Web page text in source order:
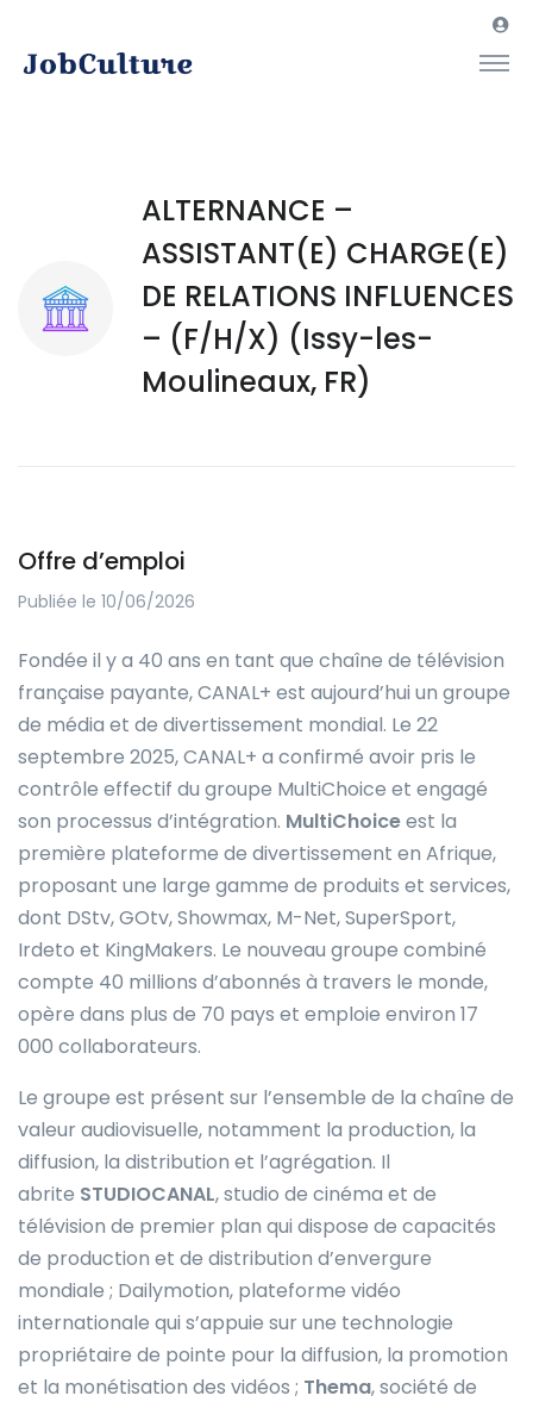
ALTERNANCE –
ASSISTANT(E) CHARGE(E)
DE RELATIONS INFLUENCES
– (F/H/X) (Issy-les-
Moulineaux, FR)
Offre d’emploi
Publiée le 10/06/2026
Fondée il y a 40 ans en tant que chaîne de télévision
française payante, CANAL+ est aujourd’hui un groupe
de média et de divertissement mondial. Le 22
septembre 2025, CANAL+ a confirmé avoir pris le
contrôle effectif du groupe MultiChoice et engagé
son processus d’intégration. MultiChoiceest la
première plateforme de divertissement en Afrique,
proposant une large gamme de produits et services,
dont DStv, GOtv, Showmax, M-Net, SuperSport,
Irdeto et KingMakers. Le nouveau groupe combiné
compte 40 millions d’abonnés à travers le monde,
opère dans plus de 70 pays et emploie environ 17
000 collaborateurs.
Le groupe est présent sur l’ensemble de la chaîne de
valeur audiovisuelle, notamment la production, la
diffusion, la distribution et l’agrégation. Il
abrite STUDIOCANAL, studio de cinéma et de
télévision de premier plan qui dispose de capacités
de production et de distribution d’envergure
mondiale ; Dailymotion, plateforme vidéo
internationale qui s’appuie sur une technologie
propriétaire de pointe pour la diffusion, la promotion
et la monétisation des vidéos ; Thema, société de